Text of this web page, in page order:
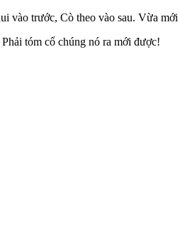
vào trước, Cò theo vào sau. Vừa
tóm cổ chúng nó ra mới được!